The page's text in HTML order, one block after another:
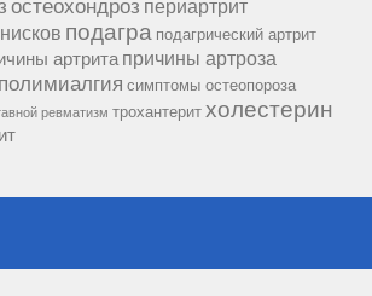
остеохондроз периартрит
подагра подагрический артрит
артрита причины артроза
симптомы остеопороза
ревматизм трохантерит холестерин